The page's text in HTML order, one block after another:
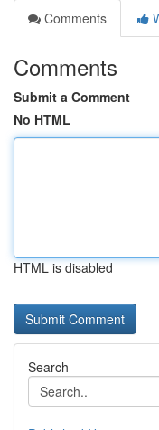
Comments
Comments
Submit a Comment
No HTML
HTML is disabled
Search